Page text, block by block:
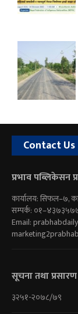
Contact Us
प्रभाव पब्लिकेसन
कार्यालय: सिफल–७,
सम्पर्क:
Email:
सूचना तथा प्रसारण
३२५१-२०७८/७९